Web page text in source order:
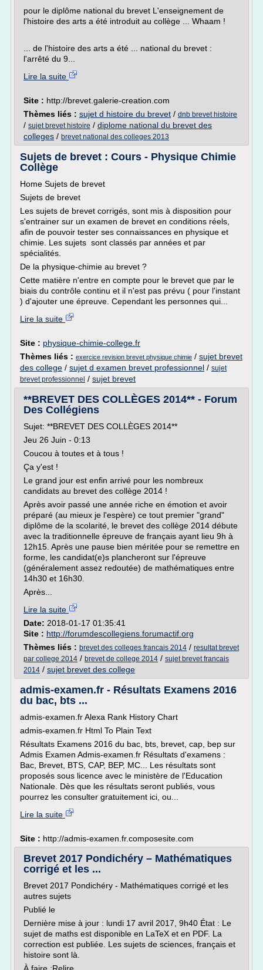
pour le diplôme national du brevet L'enseignement de
l'histoire des arts a été introduit au collège ... Whaam !
... de l'histoire des arts a été ... national du brevet :
l'arrêté du 9...
Lire la suite
Site : http://brevet.galerie-creation.com
Thèmes liés : sujet d histoire du brevet / dnb brevet histoire
/ sujet brevet histoire / diplome national du brevet des
colleges / brevet national des colleges 2013
Sujets de brevet : Cours - Physique Chimie
Collège
Home Sujets de brevet
Sujets de brevet
Les sujets de brevet corrigés, sont mis à disposition pour
s'entrainer sur un examen de brevet en conditions réels,
afin de pouvoir tester ses connaissances en physique et
chimie. Les sujets sont classés par années et par
spécialités.
De la physique-chimie au brevet ?
Cette matière n'entre en compte pour le brevet que par le
biais du contrôle continu et il n'est pas prévu ( pour l'instant
) d'ajouter une épreuve. Cependant les personnes qui...
Lire la suite
Site : physique-chimie-college.fr
Thèmes liés : exercice revision brevet physique chimie / sujet brevet
des college / sujet d examen brevet professionnel / sujet
brevet professionnel / sujet brevet
**BREVET DES COLLÈGES 2014** - Forum
Des Collégiens
Sujet: **BREVET DES COLLÈGES 2014**
Jeu 26 Juin - 0:13
Coucou à toutes et à tous !
Ça y'est !
Le grand jour est enfin arrivé pour les nombreux
candidats au brevet des collège 2014 !
Après avoir passé une année riche en émotion et avoir
préparé (au mieux je l'espère) ce tout premier "grand"
diplôme de la scolarité, le brevet des collège 2014 débute
avec la traditionnelle épreuve de français ayant lieu 9h à
12h15. Après une pause bien méritée pour se remettre en
forme, les candidat(e)s plancheront sur l'épreuve
(généralement assez redoutée) de mathématiques entre
14h30 et 16h30.
Après...
Lire la suite
Date: 2018-01-17 01:35:41
Site : http://forumdescollegiens.forumactif.org
Thèmes liés : brevet des colleges francais 2014 / resultat brevet
par college 2014 / brevet de college 2014 / sujet brevet francais
2014 / sujet brevet des college
admis-examen.fr - Résultats Examens 2016
du bac, bts ...
admis-examen.fr Alexa Rank History Chart
admis-examen.fr Html To Plain Text
Résultats Examens 2016 du bac, bts, brevet, cap, bep sur
Admis Examen Admis-examen.fr Résultats d'examens :
Bac, Brevet, BTS, CAP, BEP, MC... Les résultats sont
proposés sous licence avec le ministère de l'Education
Nationale. Dès que les résultats seront publiés, vous
pourrez les consulter gratuitement ici, ou...
Lire la suite
Site : http://admis-examen.fr.composesite.com
Brevet 2017 Pondichéry – Mathématiques
corrigé et les ...
Brevet 2017 Pondichéry - Mathématiques corrigé et les
autres sujets
Publié le
Dernière mise à jour : lundi 17 avril 2017, 9h40 État : Le
sujet de maths est disponible en LaTeX et en PDF. La
correction est publiée. Les sujets de sciences, français et
histoire sont là.